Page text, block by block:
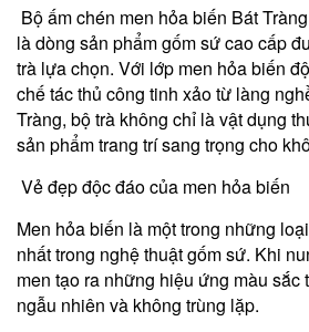
Bộ ấm chén men hỏa biến Bát
là dòng sản phẩm gốm sứ cao cấp
trà lựa chọn. Với lớp men hỏa biến
chế tác thủ công tinh xảo từ làng
Tràng, bộ trà không chỉ là vật dụng
sản phẩm trang trí sang trọng cho
Vẻ đẹp độc đáo của men hỏa biến
Men hỏa biến là một trong những
nhất trong nghệ thuật gốm sứ. Khi
men tạo ra những hiệu ứng màu sắc
ngẫu nhiên và không trùng lặp.